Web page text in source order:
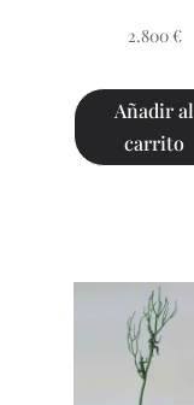
2.800 €
Añadir al
carrito